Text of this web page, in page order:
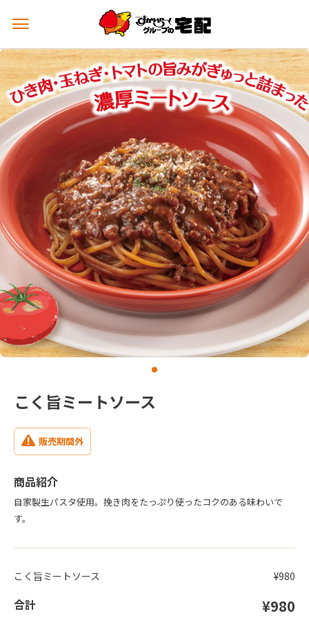
メ
ュ
ー
を
開
く
こく旨ミートソース
販売期間外
商品紹介
自家製生パスタ使用。挽き肉をたっぷり使ったコクのある味わいで
す。
こく旨ミートソース ¥980
合計 ¥980